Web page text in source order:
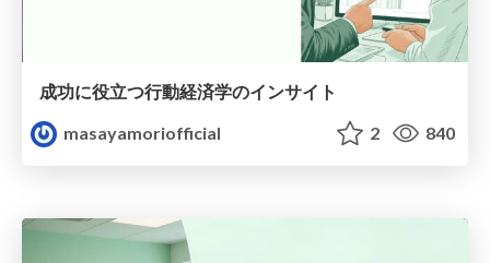
成功に役立つ行動経済学のインサイト
masayamoriofficial
2 840